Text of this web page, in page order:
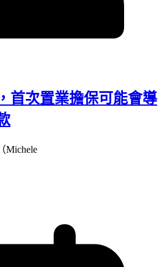
首次置業擔保可能會導
Michele